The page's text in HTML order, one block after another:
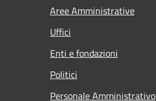
Aree Amministrative
Uffici
Enti e fondazioni
Politici
Personale Amministrativo